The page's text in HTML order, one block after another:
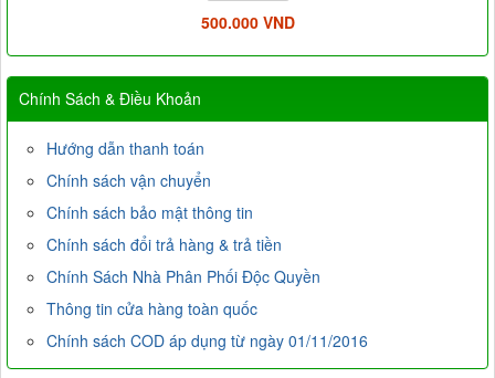
500.000 VND
Chính Sách & Điều Khoản
Hướng dẫn thanh toán
Chính sách vận chuyển
Chính sách bảo mật thông tin
Chính sách đổi trả hàng & trả tiền
Chính Sách Nhà Phân Phối Độc Quyền
Thông tin cửa hàng toàn quốc
Chính sách COD áp dụng từ ngày 01/11/2016